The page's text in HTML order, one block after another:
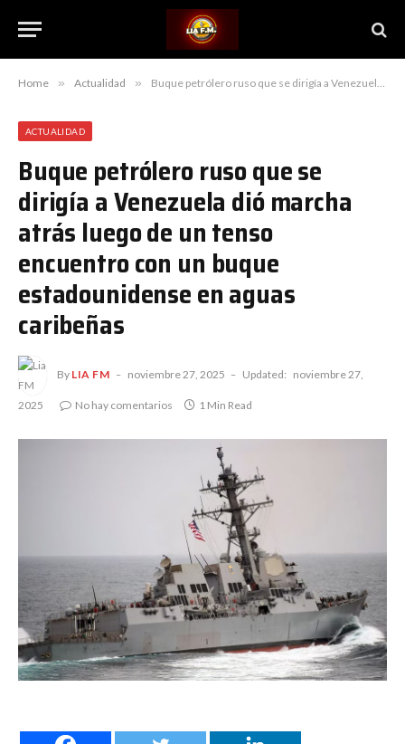
Home » Actualidad » Buque petrólero ruso que se dirigía a Venezuela dió marcha atrás luego de un tenso encuentro con un buque estadounidense en aguas caribeñas
ACTUALIDAD
Buque petrólero ruso que se
dirigía a Venezuela dió marcha
atrás luego de un tenso
encuentro con un buque
estadounidense en aguas
caribeñas
By LIA FM noviembre 27, 2025 Updated: noviembre 27,
2025 No hay comentarios 1 Min Read